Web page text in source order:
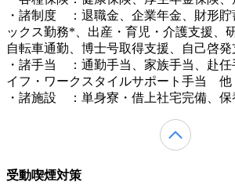
・諸制度 ：退職金、企業年金、財形貯
ックス勤務*、出産・育児・介護支援、
自転車通勤、博士号取得支援、自己啓発
・諸手当 ：通勤手当、家族手当、赴任
イフ・ワークスタイルサポート手当 他
・諸施設 ：単身寮・借上社宅完備、
受動喫煙対策